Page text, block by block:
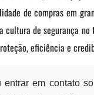
de compras em
de segurança
eficiência e
entrar em contato